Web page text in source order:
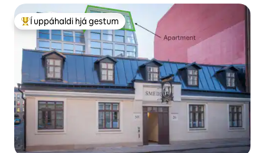
Í mestu uppáhaldi hjá gestum
Í uppáhaldi hjá gestum